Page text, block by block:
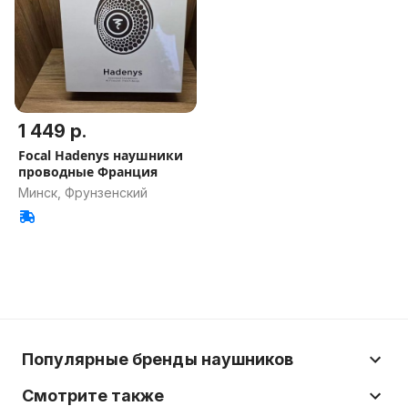
1 449 р.
Focal Hadenys наушники
проводные Франция
Минск, Фрунзенский
Популярные бренды наушников
Смотрите также